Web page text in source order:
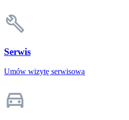
Serwis
Umów wizytę serwisową